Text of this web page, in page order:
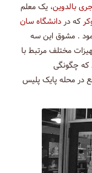
بالدوین، یک معلم
که دردانشگاه سان
. مشوق این سه
مختلف مرتبط با
چگونگی
در محله پایک پلیس